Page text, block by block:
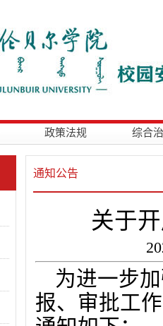
政策法规 综合
通知公告
关于
为进一步
报、审批工